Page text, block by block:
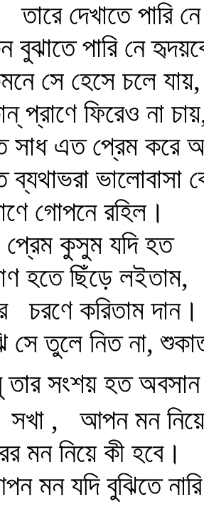
তারে দেখাতে পারি
বুঝাতে পারি নে
সে হেসে চলে যায়,
প্রাণে ফিরেও না
সাধ এত প্রেম করে
ভালোবাসা
গোপনে রহিল।
কুসুম যদি হত
হতে ছিঁড়ে লইতাম,
চরণে করিতাম দান।
সে তুলে নিত না,
তার সংশয় হত
সখা ,
আপন মন নিয়ে
মন নিয়ে কী হবে।
মন যদি বুঝিতে নারি